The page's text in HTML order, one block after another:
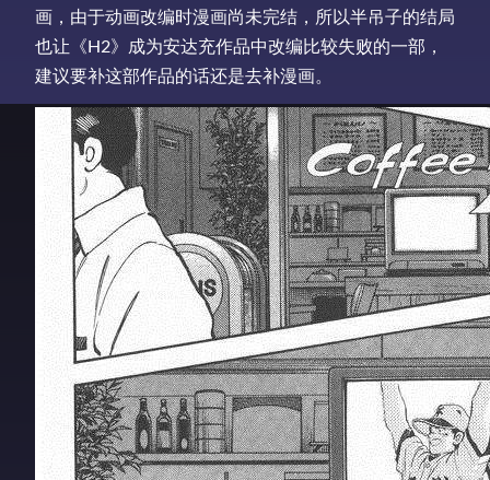
画，由于动画改编时漫画尚未完结，所以半吊子的结局
也让《H2》成为安达充作品中改编比较失败的一部，
建议要补这部作品的话还是去补漫画。